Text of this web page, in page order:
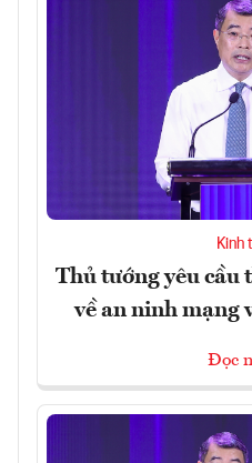
Kinh
Thủ tướng yêu cầu
về an ninh mạng
Đọc